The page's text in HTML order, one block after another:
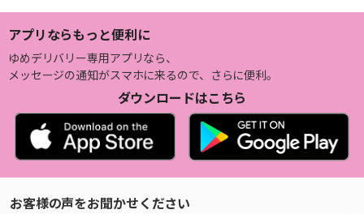
アプリならもっと便利に
ゆめデリバリー専用アプリなら、
メッセージの通知がスマホに来るので、さらに便利。
ダウンロードはこちら
お客様の声をお聞かせください